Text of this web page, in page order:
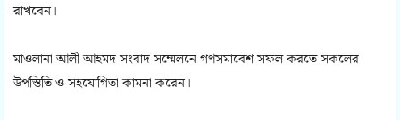
রাখবেন।
মাওলানা আলী আহমদ সংবাদ সম্মেলনে গণসমাবেশ সফল করতে সকলের
উপস্তিতি ও সহযোগিতা কামনা করেন।